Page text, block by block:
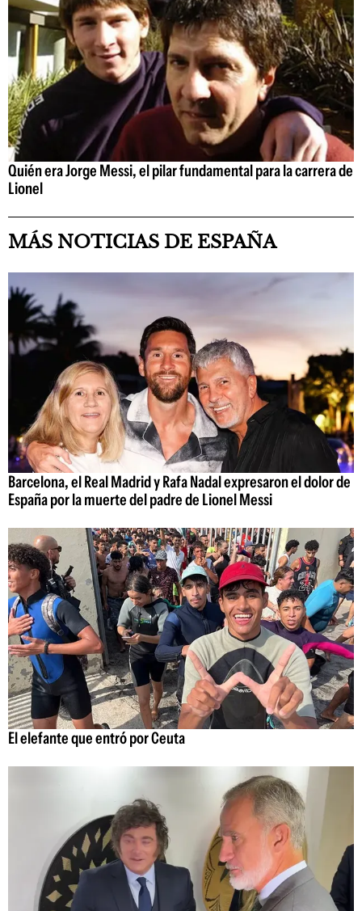
Quién era Jorge Messi, el pilar fundamental para la carrera de
Lionel
MÁS NOTICIAS DE ESPAÑA
Barcelona, el Real Madrid y Rafa Nadal expresaron el dolor de
España por la muerte del padre de Lionel Messi
El elefante que entró por Ceuta